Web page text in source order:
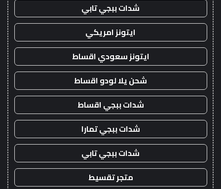
شدات ببجي تابي
ايتونز امريكي
ايتونز سعودي اقساط
شحن يلا لودو اقساط
شدات ببجي اقساط
شدات ببجي تمارا
شدات ببجي تابي
متجر تقسيط